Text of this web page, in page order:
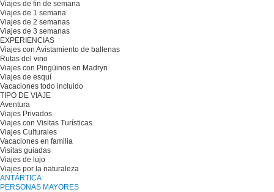
Viajes de fin de semana
Viajes de 1 semana
Viajes de 2 semanas
Viajes de 3 semanas
EXPERIENCIAS
Viajes con Avistamiento de ballenas
Rutas del vino
Viajes con Pingüinos en Madryn
Viajes de esquí
Vacaciones todo incluido
TIPO DE VIAJE
Aventura
Viajes Privados
Viajes con Visitas Turísticas
Viajes Culturales
Vacaciones en familia
Visitas guiadas
Viajes de lujo
Viajes por la naturaleza
ANTÁRTICA
PERSONAS MAYORES